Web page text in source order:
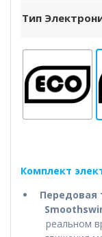
Тип
Комплект
Передовая
реальном